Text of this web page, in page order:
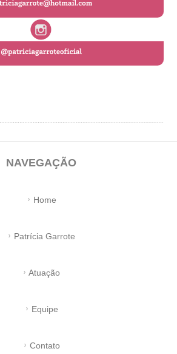
NAVEGAÇÃO
Home
Patrícia Garrote
Atuação
Equipe
Contato